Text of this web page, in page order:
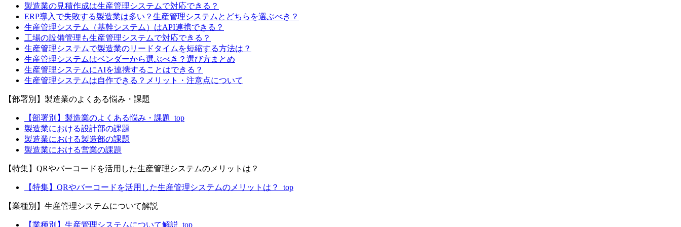
製造業の見積作成は生産管理システムで対応できる？
ERP導入で失敗する製造業は多い？生産管理システムとどちらを選ぶべき？
生産管理システム（基幹システム）はAPI連携できる？
工場の設備管理も生産管理システムで対応できる？
生産管理システムで製造業のリードタイムを短縮する方法は？
生産管理システムはベンダーから選ぶべき？選び方まとめ
生産管理システムにAIを連携することはできる？
生産管理システムは自作できる？メリット・注意点について
【部署別】製造業のよくある悩み・課題
【部署別】製造業のよくある悩み・課題_top
製造業における設計部の課題
製造業における製造部の課題
製造業における営業の課題
【特集】QRやバーコードを活用した生産管理システムのメリットは？
【特集】QRやバーコードを活用した生産管理システムのメリットは？_top
【業種別】生産管理システムについて解説
【業種別】生産管理システムについて解説_top